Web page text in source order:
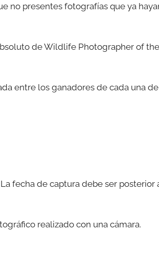
no presentes fotografías que ya
de Wildlife Photographer of the
entre los ganadores de cada una de
fecha de captura debe ser posterior
realizado con una cámara.